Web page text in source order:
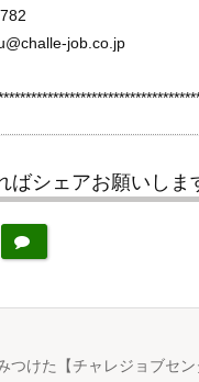
job.co.jp
ばシェアお願いしま
つけた【チャレジョブセン